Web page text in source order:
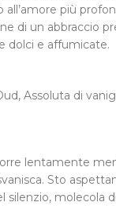
all’amore più
di un abbraccio
dolci e affumicate.
Assoluta di
lentamente
Sto
silenzio, molecola